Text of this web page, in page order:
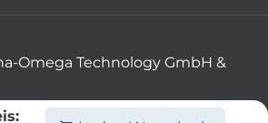
Omega Technology GmbH &